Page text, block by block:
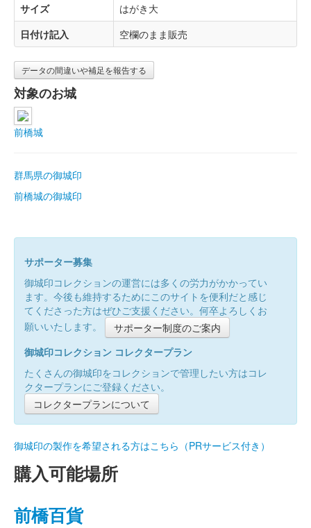
サイズ
はがき大
日付け記入
空欄のまま販売
データの間違いや補足を報告する
対象のお城
前橋城
群馬県の御城印
前橋城の御城印
サポーター募集
御城印コレクションの運営には多くの労力がかかってい
ます。今後も維持するためにこのサイトを便利だと感じ
てくださった方はぜひご支援ください。何卒よろしくお
願いいたします。
サポーター制度のご案内
御城印コレクション コレクタープラン
たくさんの御城印をコレクションで管理したい方はコレ
クタープランにご登録ください。
コレクタープランについて
御城印の製作を希望される方はこちら（PRサービス付き）
購入可能場所
前橋百貨